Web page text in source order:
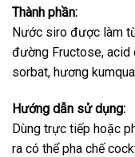
Thành phần:
Nước siro được làm
đường Fructose, acid
sorbat, hương
Hướng dẫn sử dụng:
Dùng trực tiếp hoặc
ra có thể pha chế